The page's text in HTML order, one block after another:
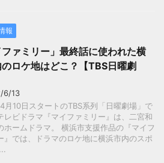
報
ファミリー」最終話に使われた横
ロケ地はどこ？【TBS日曜劇
6/13
月10日スタートのTBS系列「日曜劇場」で
レビドラマ『マイファミリー』は、二宮和
ホームドラマ。 横浜市支援作品の『マイフ
』では、ドラマのロケ地に横浜市内のスポ